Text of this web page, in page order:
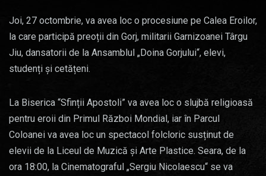
Joi, 27 octombrie, va avea loc o procesiune pe Calea Eroilor,
la care participă preoții din Gorj, militarii Garnizoanei Târgu
Jiu, dansatorii de la Ansamblul „Doina Gorjului“, elevi,
studenți și cetățeni.
La Biserica “Sfinții Apostoli” va avea loc o slujbă religioasă
pentru eroii din Primul Război Mondial, iar în Parcul
Coloanei va avea loc un spectacol folcloric susținut de
elevii de la Liceul de Muzică și Arte Plastice. Seara, de la
ora 18:00, la Cinematograful „Sergiu Nicolaescu“ se va